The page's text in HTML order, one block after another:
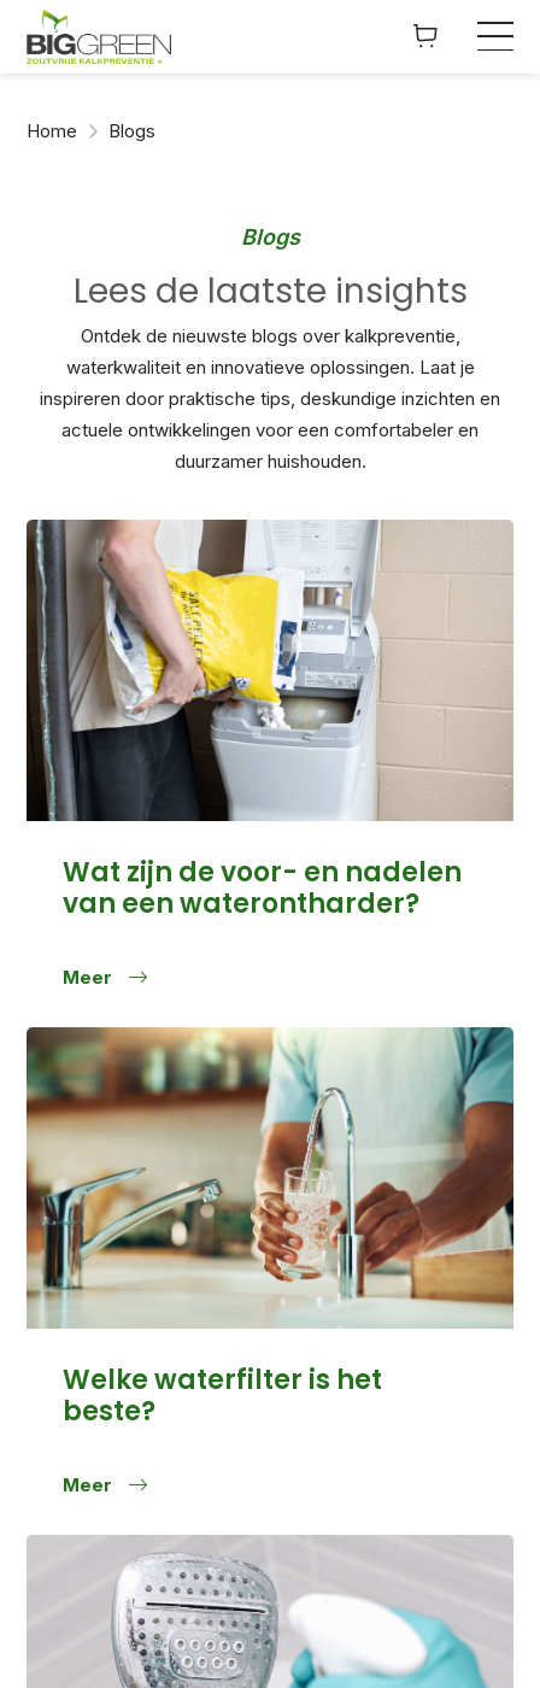
Home Blogs
Blogs
Lees de laatste insights
Ontdek de nieuwste blogs over kalkpreventie,
waterkwaliteit en innovatieve oplossingen. Laat je
inspireren door praktische tips, deskundige inzichten en
actuele ontwikkelingen voor een comfortabeler en
duurzamer huishouden.
Wat zijn de voor- en nadelen
van een waterontharder?
Meer
Welke waterfilter is het
beste?
Meer